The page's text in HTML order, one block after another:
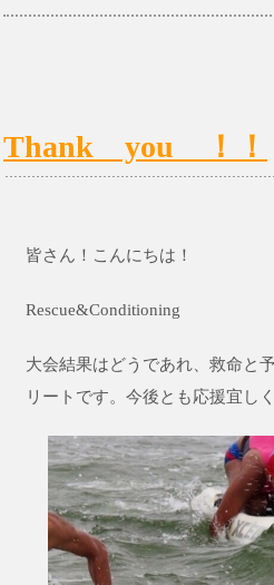
Thank you ！！
皆さん！こんにちは！
Rescue&Conditioning
大会結果はどうであれ、救命と
リートです。今後とも応援宜し